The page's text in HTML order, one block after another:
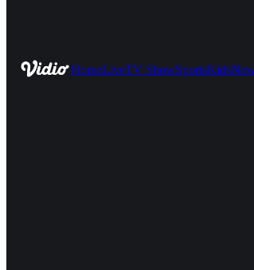
HomeLiveTV ShowSportsKids